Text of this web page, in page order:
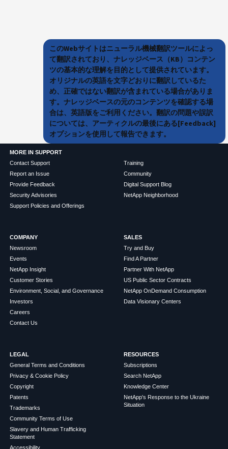
このWebサイトはニューラル機械翻訳ツールによっ
て翻訳されており、ナレッジベース（KB）コンテン
ツの基本的な理解を目的として提供されています。
オリジナルの英語を文字どおりに翻訳しているた
め、正確ではない翻訳が含まれている場合がありま
す。ナレッジベースの元のコンテンツを確認する場
合は、英語版をご利用ください。翻訳の問題や誤訳
については、アーティクルの最後にある[Feedback]
オプションを使用して報告できます。
MORE IN SUPPORT
Contact Support
Report an Issue
Provide Feedback
Security Advisories
Support Policies and Offerings
Training
Community
Digital Support Blog
NetApp Neighborhood
COMPANY
Newsroom
Events
NetApp Insight
Customer Stories
Environment, Social, and Governance
Investors
Careers
Contact Us
SALES
Try and Buy
Find A Partner
Partner With NetApp
US Public Sector Contracts
NetApp OnDemand Consumption
Data Visionary Centers
LEGAL
General Terms and Conditions
Privacy & Cookie Policy
Copyright
Patents
Trademarks
Community Terms of Use
Slavery and Human Trafficking
Statement
Accessibility
RESOURCES
Subscriptions
Search NetApp
Knowledge Center
NetApp's Response to the Ukraine
Situation